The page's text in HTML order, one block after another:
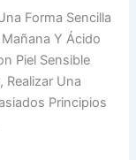
Forma Sencilla
Y Ácido
Piel Sensible
Una
Principios